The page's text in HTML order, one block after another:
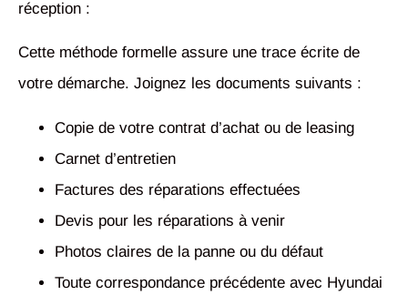
réception :
Cette méthode formelle assure une trace écrite de
votre démarche. Joignez les documents suivants :
Copie de votre contrat d’achat ou de leasing
Carnet d’entretien
Factures des réparations effectuées
Devis pour les réparations à venir
Photos claires de la panne ou du défaut
Toute correspondance précédente avec Hyundai